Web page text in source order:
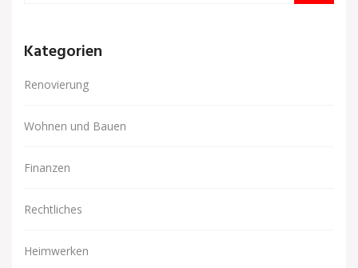
Kategorien
Renovierung
Wohnen und Bauen
Finanzen
Rechtliches
Heimwerken